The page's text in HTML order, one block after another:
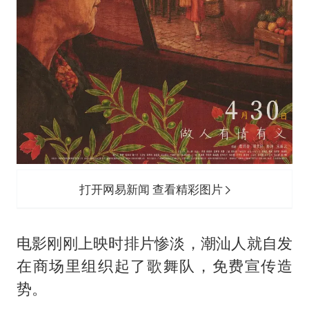
打开网易新闻 查看精彩图片
电影刚刚上映时排片惨淡，潮汕人就自发
在商场里组织起了歌舞队，免费宣传造
势。